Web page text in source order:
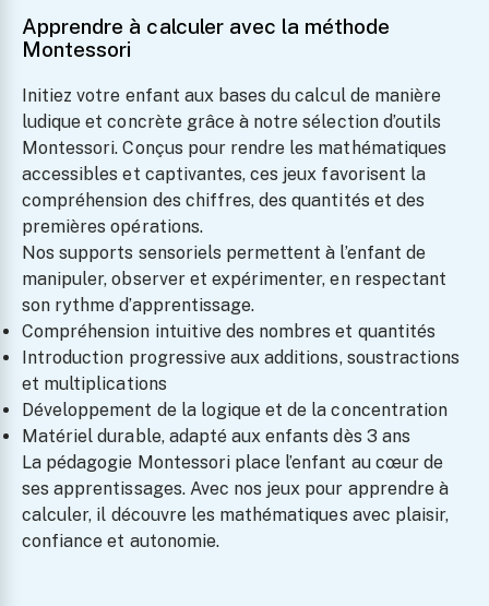
Apprendre à calculer avec la méthode
Montessori
Initiez votre enfant aux bases du calcul de manière
ludique et concrète grâce à notre sélection d’outils
Montessori. Conçus pour rendre les mathématiques
accessibles et captivantes, ces jeux favorisent la
compréhension des chiffres, des quantités et des
premières opérations.
Nos supports sensoriels permettent à l’enfant de
manipuler, observer et expérimenter, en respectant
son rythme d’apprentissage.
Compréhension intuitive des nombres et quantités
Introduction progressive aux additions, soustractions
et multiplications
Développement de la logique et de la concentration
Matériel durable, adapté aux enfants dès 3 ans
La pédagogie Montessori place l’enfant au cœur de
ses apprentissages. Avec nos jeux pour apprendre à
calculer, il découvre les mathématiques avec plaisir,
confiance et autonomie.